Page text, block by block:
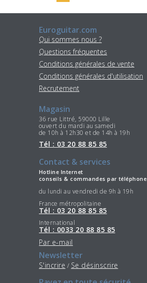
Euroguitar.com
Qui sommes nous ?
Questions fréquentes
Conditions générales de vente
Conditions générales d'utilisation
Recrutement
Magasin
36 rue Littré, 59000 Lille
ouvert du mardi au samedi
de 10h à 12h30 et de 14h à 19h
Tél : 03 20 88 85 85
Contact & services
Hotline Internet
conseils & commandes par téléphone
du lundi au vendredi de 9h à 19h
France métropolitaine
Tél : 03 20 88 85 85
International
Tél : 0033 20 88 85 85
Par e-mail
Newsletter
S'incrire / Se désinscrire